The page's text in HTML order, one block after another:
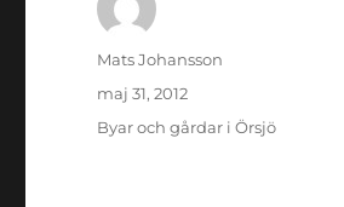
Författare
Mats Johansson
Publicerat
maj 31, 2012
Kategorier
Byar och gårdar i Örsjö